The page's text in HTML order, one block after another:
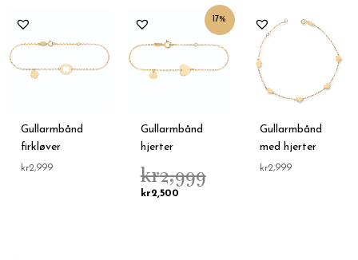
Gullarmbånd
firkløver
kr2,999
17%
Gullarmbånd
hjerter
kr2,999
Opprinnelig
pris
kr2,999.
kr2,500
Nåværende
Gullarmbånd
med hjerter
kr2,999